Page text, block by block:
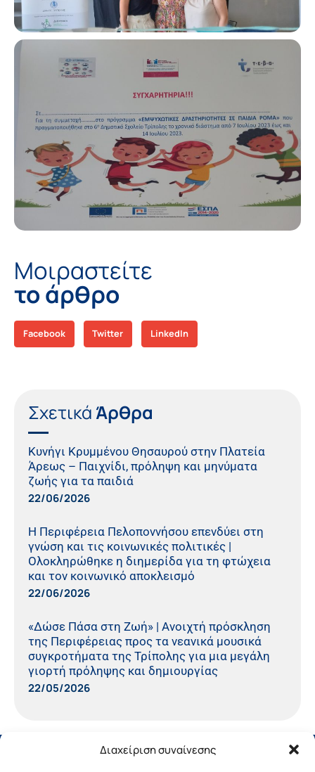
Διαχείριση συναίνεσης
Μοιραστείτε
το άρθρο
Facebook Twitter LinkedIn
Σχετικά Άρθρα
Κυνήγι Κρυμμένου Θησαυρού στην Πλατεία
Άρεως – Παιχνίδι, πρόληψη και μηνύματα
ζωής για τα παιδιά
22/06/2026
Η Περιφέρεια Πελοποννήσου επενδύει στη
γνώση και τις κοινωνικές πολιτικές |
Ολοκληρώθηκε η διημερίδα για τη φτώχεια
και τον κοινωνικό αποκλεισμό
22/06/2026
«Δώσε Πάσα στη Ζωή» | Ανοιχτή πρόσκληση
της Περιφέρειας προς τα νεανικά μουσικά
συγκροτήματα της Τρίπολης για μια μεγάλη
γιορτή πρόληψης και δημιουργίας
22/05/2026